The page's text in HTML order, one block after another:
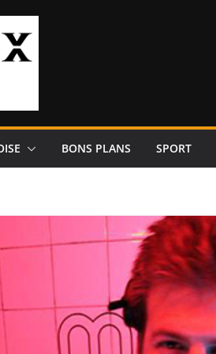
BONS PLANS SPORT